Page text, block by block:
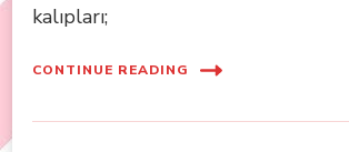
kalıpları;
CONTINUE READING